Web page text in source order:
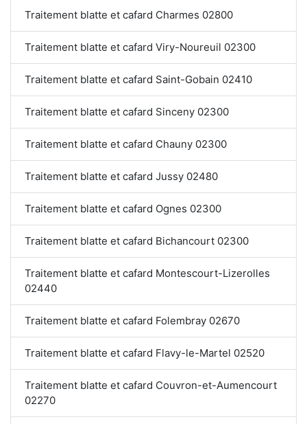
Traitement blatte et cafard Charmes 02800
Traitement blatte et cafard Viry-Noureuil 02300
Traitement blatte et cafard Saint-Gobain 02410
Traitement blatte et cafard Sinceny 02300
Traitement blatte et cafard Chauny 02300
Traitement blatte et cafard Jussy 02480
Traitement blatte et cafard Ognes 02300
Traitement blatte et cafard Bichancourt 02300
Traitement blatte et cafard Montescourt-Lizerolles
02440
Traitement blatte et cafard Folembray 02670
Traitement blatte et cafard Flavy-le-Martel 02520
Traitement blatte et cafard Couvron-et-Aumencourt
02270